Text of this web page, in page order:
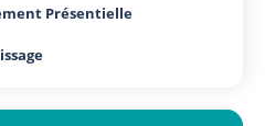
Présentielle